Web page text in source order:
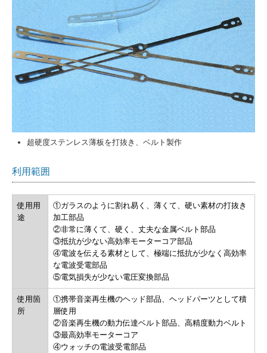
超硬度ステンレス薄板を打抜き、ベルト製作
利用範囲
使用用
途
①ガラスのように割れ易く、薄くて、硬い素材の打抜き
加工部品
②非常に薄くて、硬く、丈夫な金属ベルト部品
③抵抗が少ない高効率モーターコア部品
④電波を伝える素材として、極端に抵抗が少なく高効率
な電波受電部品
⑤電気損失が少ない電圧変換部品
使用箇
所
①携帯音楽再生機のヘッド部品、ヘッドパーツとして積
層使用
②音楽再生機の動力伝達ベルト部品、高精度動力ベルト
③最高効率モーターコア
④ウォッチの電波受電部品